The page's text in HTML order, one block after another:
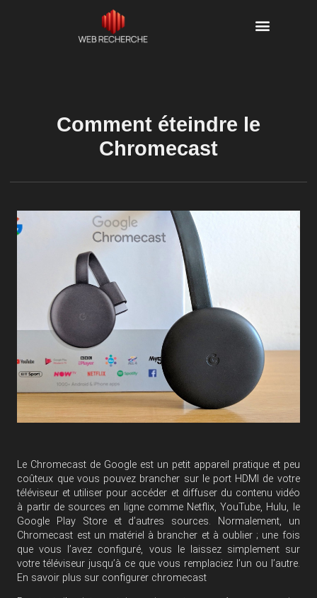
Comment éteindre le
Chromecast
Le Chromecast de Google est un petit appareil pratique et peu
coûteux que vous pouvez brancher sur le port HDMI de votre
téléviseur et utiliser pour accéder et diffuser du contenu vidéo
à partir de sources en ligne comme Netflix, YouTube, Hulu, le
Google Play Store et d’autres sources. Normalement, un
Chromecast est un matériel à brancher et à oublier ; une fois
que vous l’avez configuré, vous le laissez simplement sur
votre téléviseur jusqu’à ce que vous remplaciez l’un ou l’autre.
En savoir plus sur configurer chromecast